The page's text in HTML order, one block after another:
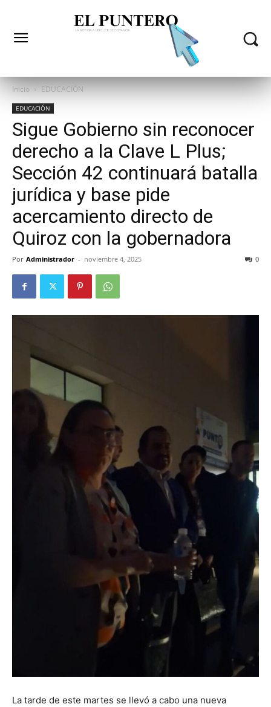
Inicio EDUCACIÓN
EDUCACIÓN
Sigue Gobierno sin reconocer
derecho a la Clave L Plus;
Sección 42 continuará batalla
jurídica y base pide
acercamiento directo de
Quiroz con la gobernadora
Por Administrador - noviembre 4, 2025 0
La tarde de este martes se llevó a cabo una nueva